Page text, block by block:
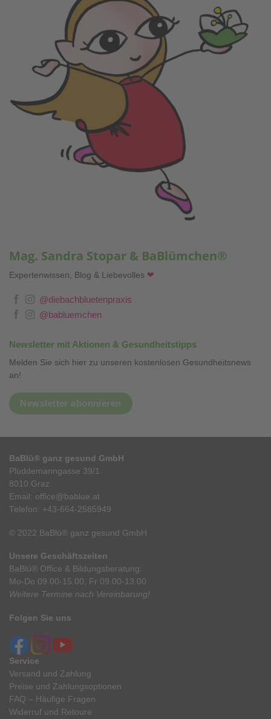
Mag. Sandra Stopar & BaBlümchen®
Expertenwissen, Blog & Liebevolles ❤
@diebachbluetenpraxis
@babluemchen
Newsletter mit Aktionen & Gesundheitstipps
Melden Sie sich hier zu unseren kostenlosen Gesundheitsnews
an!
Newsletter abonnieren
BaBlü® ganz gesund GmbH
Plüddemanngasse 39/1
8010 Graz
Email: office@bablue.at
Telefon: +43-664-2585949
© 2022 BaBlü® ganz gesund GmbH
Unsere Geschäftszeiten
BaBlü® Office & Bildungsberatung:
Mo-Do 09.00-15.00, Fr 09.00-13.00
Weitere Termine nach Vereinbarung!
Folgen Sie uns
Service
Versand und Zahlung
Preise und Zahlungsoptionen
FAQ – Häufige Fragen
Widerruf und Retoure